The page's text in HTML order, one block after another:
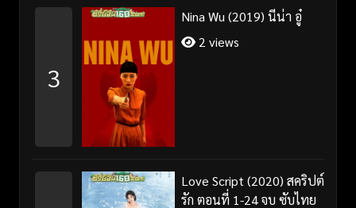
3
Nina Wu (2019) นีน่า อู๋
2 views
Love Script (2020) สคริปต์
รัก ตอนที่ 1-24 จบ ซับไทย